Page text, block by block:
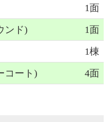
1面
ンド) 1面
1棟
コート) 4面